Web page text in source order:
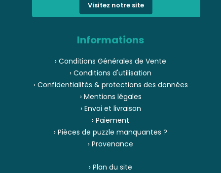
Visitez notre site
Informations
› Conditions Générales de Vente
› Conditions d'utilisation
› Confidentialités & protections des données
› Mentions légales
› Envoi et livraison
› Paiement
› Pièces de puzzle manquantes ?
› Provenance
› Plan du site